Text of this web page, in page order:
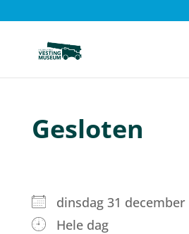
Gesloten
dinsdag 31
Hele dag